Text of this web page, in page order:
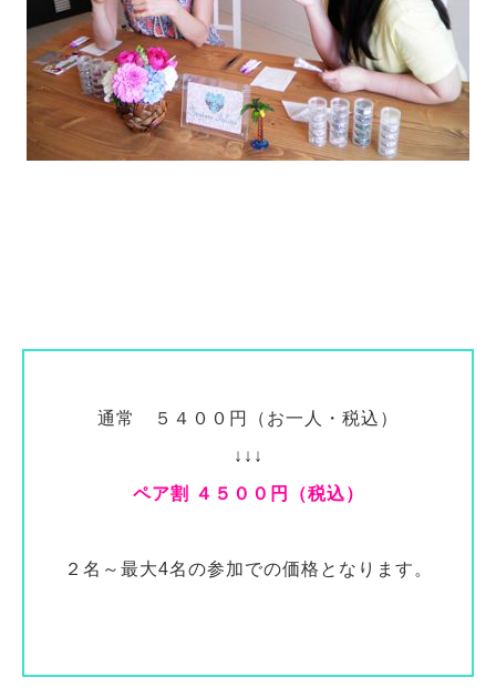
通常 ５４００円（お一人・税込）
↓↓↓
ペア割 ４５００円（税込）
２名～最大4名の参加での価格となります。